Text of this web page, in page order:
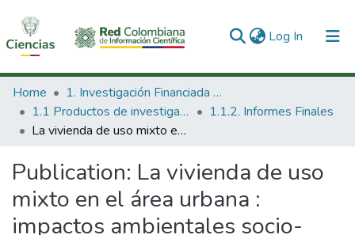
Log In (current)
Communities & Collections
All of DSpace
Home
1. Investigación Financiada con Recursos Públicos
1.1 Productos de investigación
1.1.2. Informes Finales
La vivienda de uso mixto en el área urbana : impactos ambientales socio-económicos y territoriales caso área metropolitana centro occidente.
Publication: La vivienda de uso
mixto en el área urbana :
impactos ambientales socio-